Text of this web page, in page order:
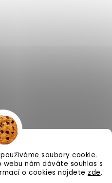
soubory cookie.
nám dáváte souhlas s
o cookies najdete zde.